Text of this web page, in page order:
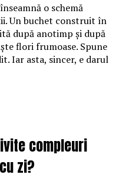
o schemă
Un buchet construit în
după anotimp și după
flori frumoase. Spune
Iar asta, sincer, e darul
compleuri
zi?